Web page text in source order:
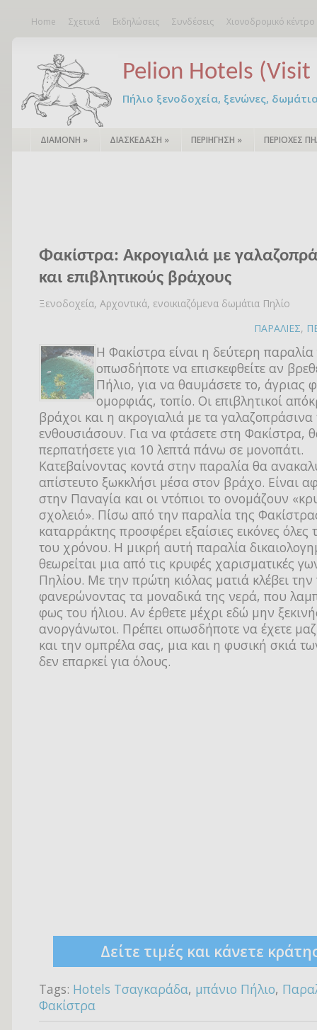
Home Σχετικά Εκδηλώσεις Συνδέσεις Χιονοδρομικό
Pelion Hotels (Visit
Πήλιο ξενοδοχεία, ξενώνες,
ΔΙΑΜΟΝΗ » ΔΙΑΣΚΕΔΑΣΗ » ΠΕΡΙΗΓΗΣΗ » ΠΕΡΙΟΧΕΣ
Φακίστρα: Ακρογιαλιά με
και επιβλητικούς βράχους
Ξενοδοχεία, Αρχοντικά, ενοικιαζόμενα δωμάτια Πηλίο
ΠΑΡΑΛΙΕΣ,
H Φακίστρα είναι η δεύτερη
οπωσδήποτε να επισκεφθείτε αν
Πήλιο, για να θαυμάσετε το, άγριας
ομορφιάς, τοπίο. Οι επιβλητικοί
βράχοι και η ακρογιαλιά με τα
ενθουσιάσουν. Για να φτάσετε στη Φακίστρα,
περπατήσετε για 10 λεπτά πάνω σε μονοπάτι.
Κατεβαίνοντας κοντά στην παραλία θα
απίστευτο ξωκκλήσι μέσα στον βράχο. Είναι
στην Παναγία και οι ντόπιοι το ονομάζουν
σχολειό». Πίσω από την παραλία της
καταρράκτης προσφέρει εξαίσιες εικόνες όλες
του χρόνου. Η μικρή αυτή παραλία
θεωρείται μια από τις κρυφές χαρισματικές
Πηλίου. Με την πρώτη κιόλας ματιά κλέβει
φανερώνοντας τα μοναδικά της νερά, που
φως του ήλιου. Αν έρθετε μέχρι εδώ μην
ανοργάνωτοι. Πρέπει οπωσδήποτε να έχετε
και την ομπρέλα σας, μια και η φυσική σκιά
δεν επαρκεί για όλους.
Δείτε τιμές και κάνετε
Tags: Hotels Τσαγκαράδα, μπάνιο Πήλιο,
Φακίστρα